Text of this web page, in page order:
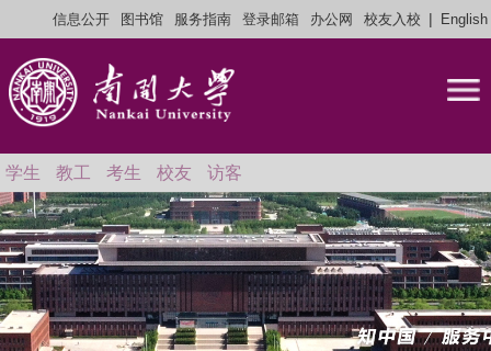
信息公开 图书馆 服务指南 登录邮箱 办公网 校友入校 | English
学生 教工 考生 校友 访客